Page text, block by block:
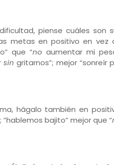
piense cuáles son
metas en positivo en vez
que “no aumentar mi
sin gritarnos”; mejor “sonreír
hágalo también en
“hablemos bajito” mejor que “